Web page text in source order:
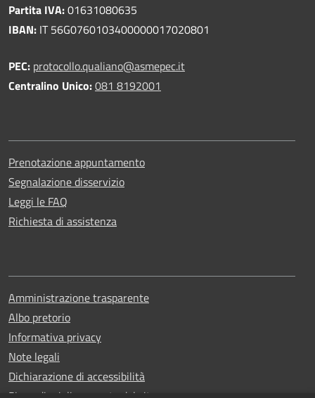
Partita IVA:01631080635
IBAN: IT 56G0760103400000017020801
PEC: protocollo.qualiano@asmepec.it
Centralino Unico:081 8192001
Prenotazione appuntamento
Segnalazione disservizio
Leggi le FAQ
Richiesta di assistenza
Amministrazione trasparente
Albo pretorio
Informativa privacy
Note legali
Dichiarazione di accessibilità